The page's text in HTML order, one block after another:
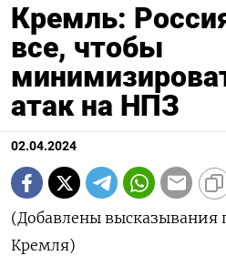
Кремль:
все, чтобы
атак на НПЗ
02.04.2024
(Добавлены высказывания
Кремля)